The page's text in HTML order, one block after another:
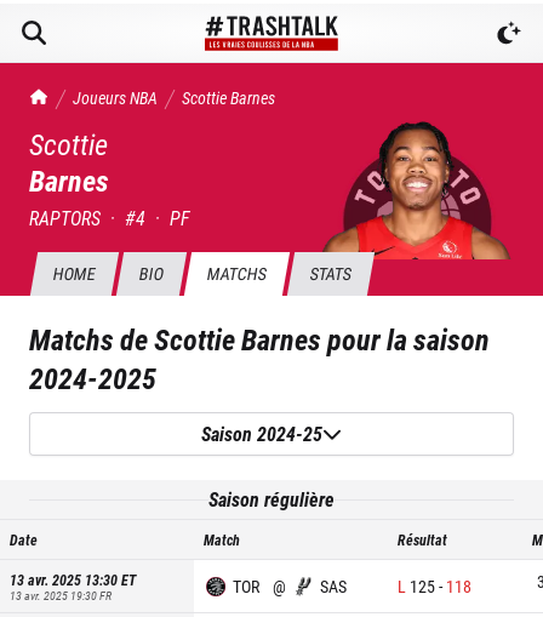
TrashTalk Actu NBA
Joueurs NBA ScottieBarnes
Scottie
Barnes
RAPTORS · #4 · PF
HOME BIO MATCHS STATS
Matchs deScottie Barnespour la saison
2024-2025
Saison 2024-25
Saison régulière
Date Match Résultat
13 avr. 2025 13:30ET
13 avr. 2025 19:30FR TOR @ SAS L 125- 118